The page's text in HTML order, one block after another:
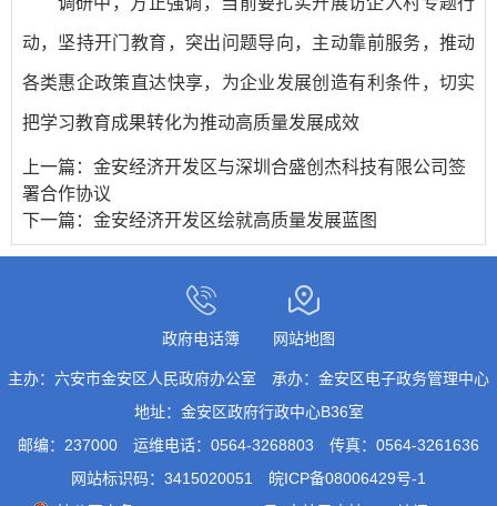
动，坚持开门教育，突出问题导向，主动靠前服务，推动
各类惠企政策直达快享，为企业发展创造有利条件，切实
把学习教育成果转化为推动高质量发展成效
上一篇： 金安经济开发区与深圳合盛创杰科技有限公司签
署合作协议
下一篇： 金安经济开发区绘就高质量发展蓝图
政府电话簿 网站地图
主办：六安市金安区人民政府办公室
承办：金安区电子政务管理中心
地址：金安区政府行政中心B36室
邮编：237000
运维电话：0564-3268803
传真：0564-3261636
网站标识码：3415020051
皖ICP备08006429号-1